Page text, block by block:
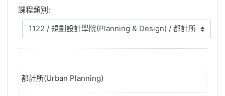
課程類別:
都計所(Urban Planning)